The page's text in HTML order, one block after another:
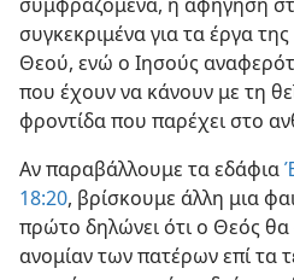
συγκεκριμένα για τα έργα
Θεού, ενώ ο Ιησούς
που έχουν να κάνουν με τη
φροντίδα που παρέχει στο
Αν παραβάλλουμε τα εδάφια
18:20, βρίσκουμε άλλη μια
πρώτο δηλώνει ότι ο Θεός θα
ανομίαν των πατέρων επί τα